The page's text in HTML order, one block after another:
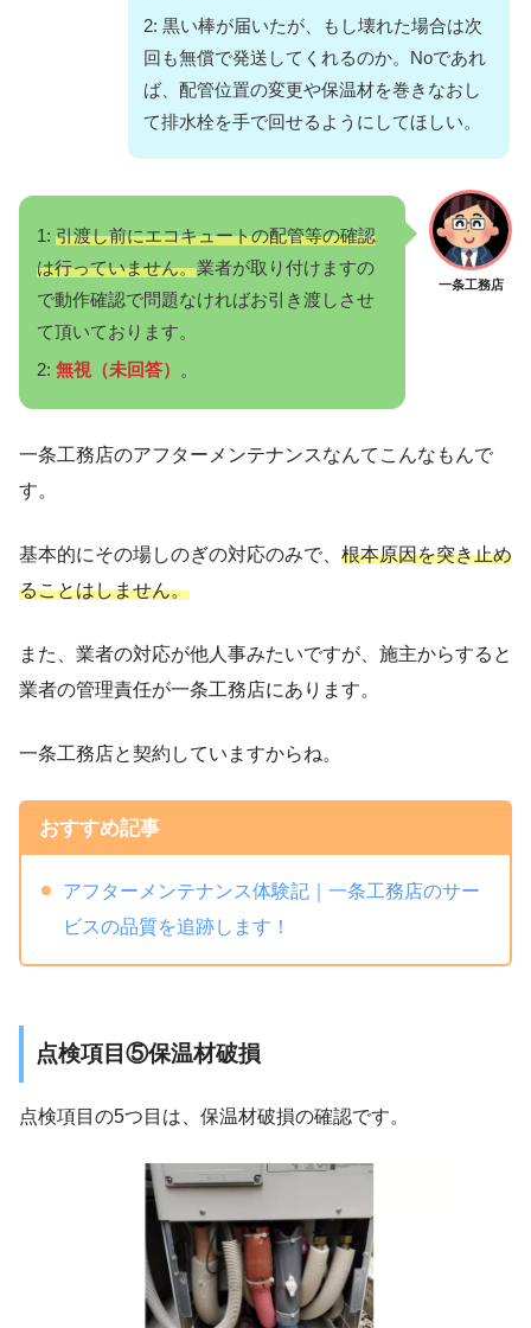
2: 黒い棒が届いたが、もし壊れた場合は次
回も無償で発送してくれるのか。Noであれ
ば、配管位置の変更や保温材を巻きなおし
て排水栓を手で回せるようにしてほしい。
一条工務店
1: 引渡し前にエコキュートの配管等の確認
は行っていません。業者が取り付けますの
で動作確認で問題なければお引き渡しさせ
て頂いております。
2: 無視（未回答） 。
一条工務店のアフターメンテナンスなんてこんなもんで
す。
基本的にその場しのぎの対応のみで、 根本原因を突き止め
ることはしません。
また、業者の対応が他人事みたいですが、施主からすると
業者の管理責任が一条工務店にあります。
一条工務店と契約していますからね。
おすすめ記事
アフターメンテナンス体験記｜一条工務店のサー
ビスの品質を追跡します！
点検項目⑤保温材破損
点検項目の5つ目は、保温材破損の確認です。